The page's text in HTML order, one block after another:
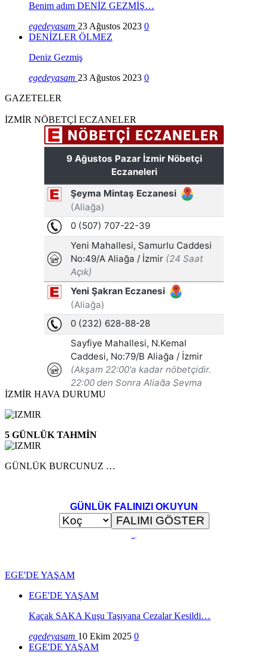
Benim adım DENİZ GEZMİŞ…
egedeyasam 23 Ağustos 2023 0
DENİZLER ÖLMEZ
Deniz Gezmiş
egedeyasam 23 Ağustos 2023 0
GAZETELER
İZMİR NÖBETÇİ ECZANELER
İZMİR HAVA DURUMU
5 GÜNLÜK TAHMİN
GÜNLÜK BURCUNUZ …
GÜNLÜK FALINIZI OKUYUN
...
EGE'DE YAŞAM
EGE'DE YAŞAM
Kaçak SAKA Kuşu Taşıyana Cezalar Kesildi…
egedeyasam 10 Ekim 2025 0
EGE'DE YAŞAM